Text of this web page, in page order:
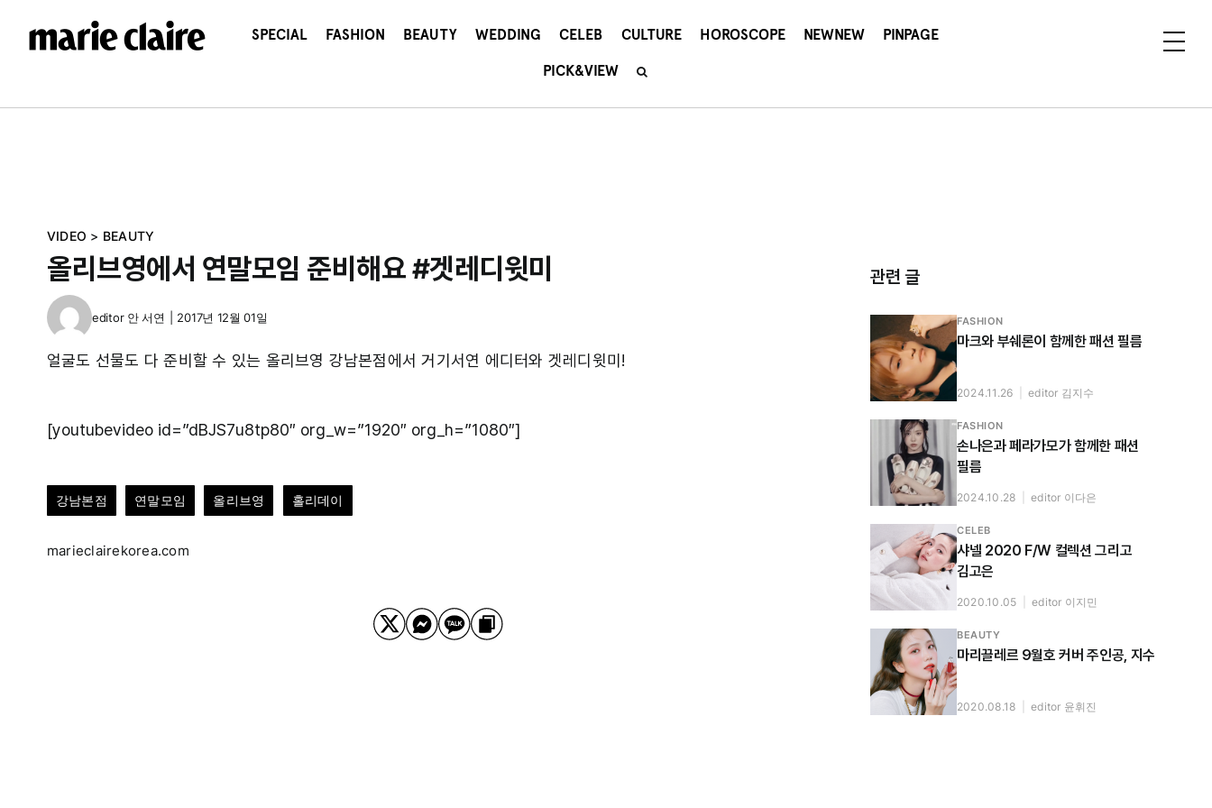
건
SPECIAL FASHION BEAUTY WEDDING CELEB CULTURE HOROSCOPE NEWNEW PINPAGE
PICK&VIEW
VIDEO > BEAUTY
올리브영에서 연말모임 준비해요 #겟레디윗미
editor 안 서연 2017년 12월 01일
얼굴도 선물도 다 준비할 수 있는 올리브영 강남본점에서 거기서연 에디터와 겟레디윗미!
[youtubevideo id=”dBJS7u8tp80″ org_w=”1920″ org_h=”1080″]
강남본점 연말모임 올리브영 홀리데이
marieclairekorea.com
관련 글
FASHION
마크와 부쉐론이 함께한 패션 필름
2024.11.26 editor 김지수
FASHION
손나은과 페라가모가 함께한 패션
필름
2024.10.28 editor 이다은
CELEB
샤넬 2020 F/W 컬렉션 그리고
김고은
2020.10.05 editor 이지민
BEAUTY
마리끌레르 9월호 커버 주인공, 지수
2020.08.18 editor 윤휘진